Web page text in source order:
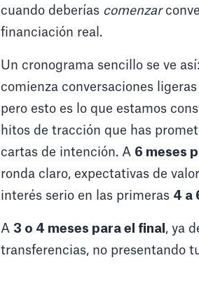
cuando deberías comenzar
financiación real.
Un cronograma sencillo se ve
comienza conversaciones
pero esto es lo que estamos
hitos de tracción que has
cartas de intención. A 6 meses
ronda claro, expectativas de
interés serio en las primeras 4 a
A 3 o 4 meses para el final , ya
transferencias, no presentando